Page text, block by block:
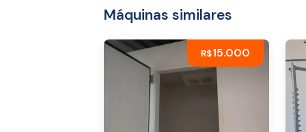
Máquinas similares
R$15.000